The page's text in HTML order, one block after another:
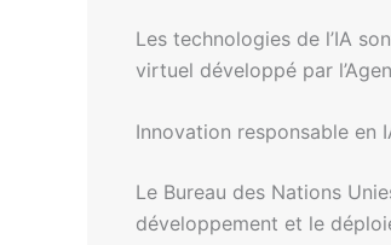
Les technologies de l’IA
virtuel développé par
Innovation responsable en
Le Bureau des Nations
développement et le